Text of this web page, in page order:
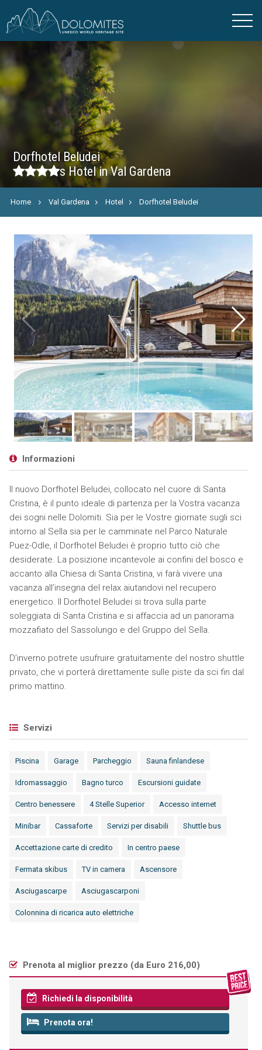
Dorfhotel Beludei
sHotel in Val Gardena
Home Val Gardena Hotel Dorfhotel Beludei
Informazioni
Il nuovo Dorfhotel Beludei, collocato nel cuore di Santa
Cristina, è il punto ideale di partenza per la Vostra vacanza
dei sogni nelle Dolomiti. Sia per le Vostre giornate sugli sci
intorno al Sella sia per le camminate nel Parco Naturale
Puez-Odle, il Dorfhotel Beludei è proprio tutto ciò che
desiderate. La posizione incantevole ai confini del bosco e
accanto alla Chiesa di Santa Cristina, vi farà vivere una
vacanza all’insegna del relax aiutandovi nel recupero
energetico. Il Dorfhotel Beludei si trova sulla parte
soleggiata di Santa Cristina e si affaccia ad un panorama
mozzafiato del Sassolungo e del Gruppo del Sella.
D’inverno potrete usufruire gratuitamente del nostro shuttle
privato, che vi porterà direttamente sulle piste da sci fin dal
primo mattino.
Servizi
Piscina Garage Parcheggio Sauna finlandese
Idromassaggio Bagno turco Escursioni guidate
Centro benessere 4 Stelle Superior Accesso internet
Minibar Cassaforte Servizi per disabili Shuttle bus
Accettazione carte di credito In centro paese
Fermata skibus TV in camera Ascensore
Asciugascarpe Asciugascarponi
Colonnina di ricarica auto elettriche
Prenota al miglior prezzo (da Euro 216,00)
Richiedi la disponibilità
Prenota ora!